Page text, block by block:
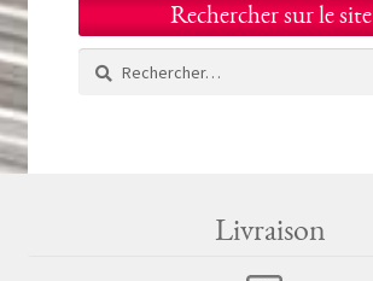
Rechercher sur le site
Rechercher :
Livraison